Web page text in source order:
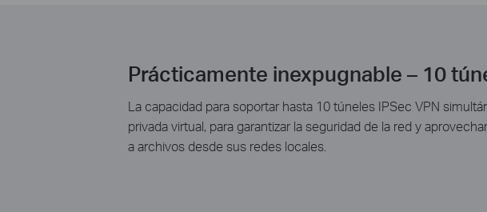
Prácticamente inexpugnable – 10
La capacidad para soportar hasta 10 túneles IPSec VPN
privada virtual, para garantizar la seguridad de la red y
a archivos desde sus redes locales.